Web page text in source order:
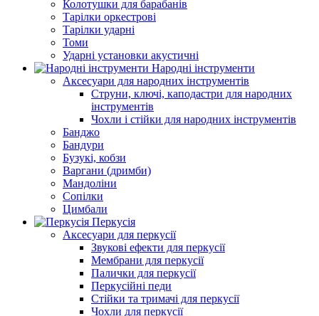
Колотушки для барабанів
Тарілки оркестрові
Тарілки ударні
Томи
Ударні установки акустичні
Народні інструменти
Аксесуари для народних інструментів
Струни, ключі, каподастри для народних
інструментів
Чохли і стійки для народних інструментів
Банджо
Бандури
Бузукі, кобзи
Варгани (дримби)
Мандоліни
Сопілки
Цимбали
Перкусія
Аксесуари для перкусії
Звукові ефекти для перкусії
Мембрани для перкусії
Палички для перкусії
Перкусійні педи
Стійки та тримачі для перкусії
Чохли для перкусії